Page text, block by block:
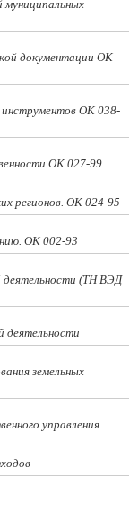
документации ОК
OK 038-
ОК 027-99
регионов. ОК 024-95
ОК 002-93
деятельности (ТН ВЭД
деятельности
земельных
управления